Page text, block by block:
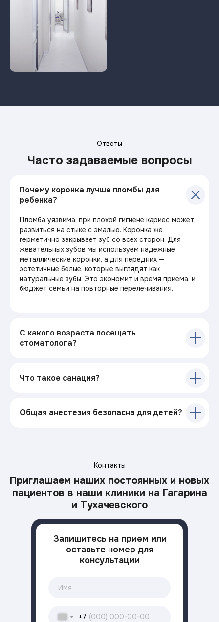
Ответы
Часто задаваемые вопросы
Почему коронка лучше пломбы для
ребенка?
Пломба уязвима: при плохой гигиене кариес может
развиться на стыке с эмалью. Коронка же
герметично закрывает зуб со всех сторон. Для
жевательных зубов мы используем надежные
металлические коронки, а для передних —
эстетичные белые, которые выглядят как
натуральные зубы. Это экономит и время приема, и
бюджет семьи на повторные перелечивания.
С какого возраста посещать
стоматолога?
Что такое санация?
Общая анестезия безопасна для детей?
Контакты
Приглашаем наших постоянных и новых
пациентов в наши клиники на Гагарина
и Тухачевского
+7
Запишитесь на прием или
оставьте номер для
консультации